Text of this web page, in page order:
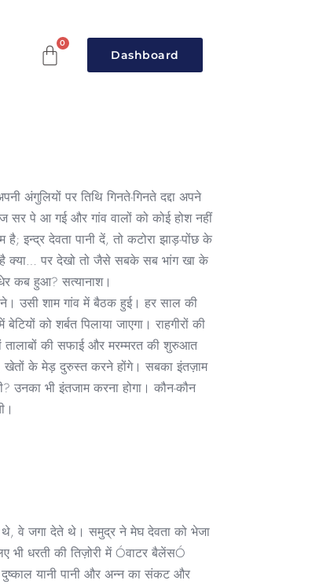
Dashboard
अंगुलियों पर तिथि गिनते-गिनते दद्दा अपने
सर पे आ गई और गांव वालों को कोई होश नहीं
इन्द्र देवता पानी दें, तो कटोरा झाड़-पोंछ के
है क्या… पर देखो तो जैसे सबके सब भांग खा के
कब हुआ? सत्यानाश।
उसी शाम गांव में बैठक हुई। हर साल की
को शर्बत पिलाया जाएगा। राहगीरों की
की सफाई और मरम्मरत की शुरुआत
खेतों के मेड़ दुरुस्त करने होंगे। सबका इंतज़ाम
उनका भी इंतजाम करना होगा। कौन-कौन
थे, वे जगा देते थे। समुद्र ने मेघ देवता को भेजा
धरती की तिज़ोरी में Óवाटर बैलेंसÓ
यानी पानी और अन्न का संकट और